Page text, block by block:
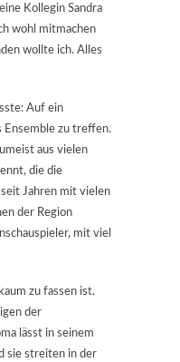
Kollegin Sandra
wohl mitmachen
wollte ich. Alles
Auf ein
Ensemble zu treffen.
aus vielen
die die
Jahren mit vielen
der Region
mit viel
zu fassen ist.
der
lässt in seinem
sie streiten in der